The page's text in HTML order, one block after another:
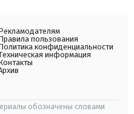
пользования
конфиденциальности
информация
обозначены словами